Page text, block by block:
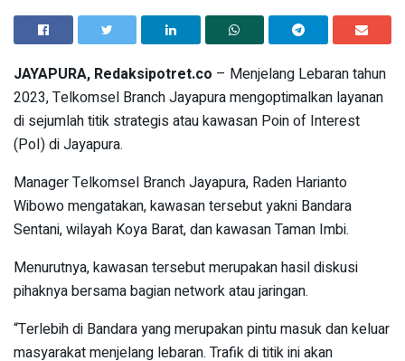
JAYAPURA, Redaksipotret.co – Menjelang Lebaran tahun
2023, Telkomsel Branch Jayapura mengoptimalkan layanan
di sejumlah titik strategis atau kawasan Poin of Interest
(PoI) di Jayapura.
Manager Telkomsel Branch Jayapura, Raden Harianto
Wibowo mengatakan, kawasan tersebut yakni Bandara
Sentani, wilayah Koya Barat, dan kawasan Taman Imbi.
Menurutnya, kawasan tersebut merupakan hasil diskusi
pihaknya bersama bagian network atau jaringan.
“Terlebih di Bandara yang merupakan pintu masuk dan keluar
masyarakat menjelang lebaran. Trafik di titik ini akan